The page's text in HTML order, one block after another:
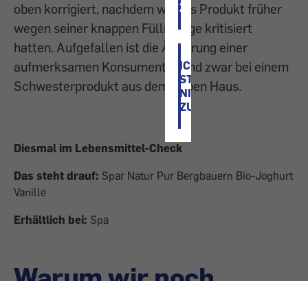
ZU
ICH
STIMME
NICHT
ZU
oben korrigiert, nachdem wir das Produkt früher
wegen seiner knappen Füllmenge kritisiert
hatten. Aufgefallen ist die Änderung einer
aufmerksamen Konsumentin, und zwar bei einem
Schwesterprodukt aus demselben Haus.
Diesmal im Lebensmittel-Check
Das steht drauf: Spar Natur Pur Bergbauern Bio-Joghurt
Vanille
Erhältlich bei: Spa